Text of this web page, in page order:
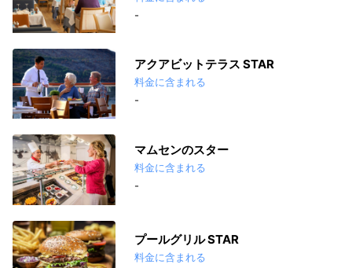
-
アクアビットテラス STAR
料金に含まれる
-
マムセンのスター
料金に含まれる
-
プールグリル STAR
料金に含まれる